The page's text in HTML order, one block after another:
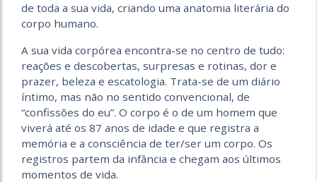
de toda a sua vida, criando uma anatomia literária do
corpo humano.
A sua vida corpórea encontra-se no centro de tudo:
reações e descobertas, surpresas e rotinas, dor e
prazer, beleza e escatologia. Trata-se de um diário
íntimo, mas não no sentido convencional, de
“confissões do eu”. O corpo é o de um homem que
viverá até os 87 anos de idade e que registra a
memória e a consciên­cia de ter/ser um corpo. Os
registros partem da infância e chegam aos últimos
momentos de vida.